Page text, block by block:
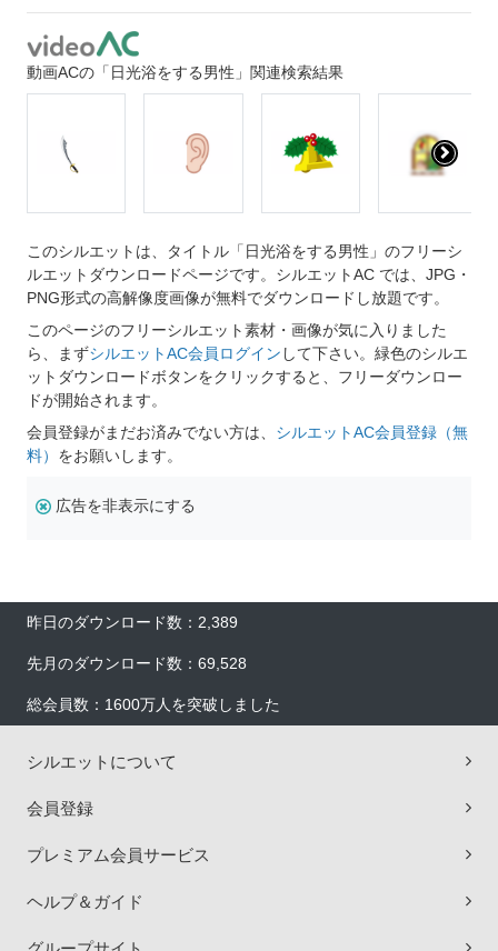
動画ACの「日光浴をする男性」関連検索結果
このシルエットは、タイトル「日光浴をする男性」のフリーシ
ルエットダウンロードページです。シルエットAC では、JPG・
PNG形式の高解像度画像が無料でダウンロードし放題です。
このページのフリーシルエット素材・画像が気に入りました
ら、まずシルエットAC会員ログイン して下さい。緑色のシルエ
ットダウンロードボタンをクリックすると、フリーダウンロー
ドが開始されます。
会員登録がまだお済みでない方は、 シルエットAC会員登録（無
料） をお願いします。
広告を非表示にする
昨日のダウンロード数：2,389
先月のダウンロード数：69,528
総会員数：1600万人を突破しました
シルエットについて
会員登録
プレミアム会員サービス
ヘルプ＆ガイド